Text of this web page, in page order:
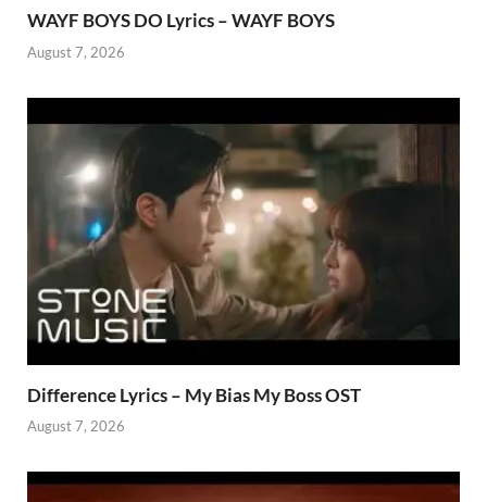
WAYF BOYS DO Lyrics – WAYF BOYS
August 7, 2026
Difference Lyrics – My Bias My Boss OST
August 7, 2026